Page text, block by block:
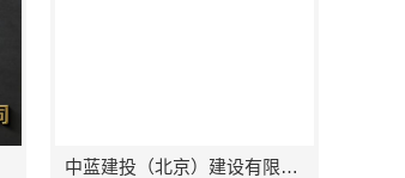
中蓝建投（北京）建设有限公司四川第一分公司